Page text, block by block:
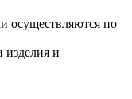
осуществляются по
изделия и